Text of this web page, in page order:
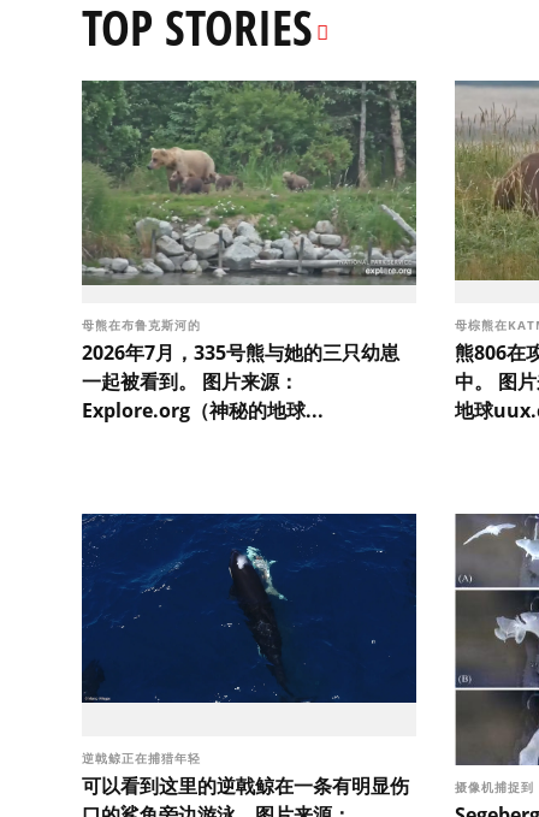
TOP STORIES
母熊在布鲁克斯河的
2026年7月，335号熊与她的三只幼崽
一起被看到。 图片来源：
Explore.org（神秘的地球...
母棕熊在
熊806在
中。 图
地球
逆戟鲸正在捕猎年轻
可以看到这里的逆戟鲸在一条有明显伤
摄像机捕捉